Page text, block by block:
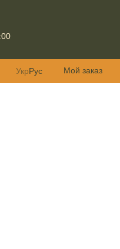
УкрРус Мой заказ